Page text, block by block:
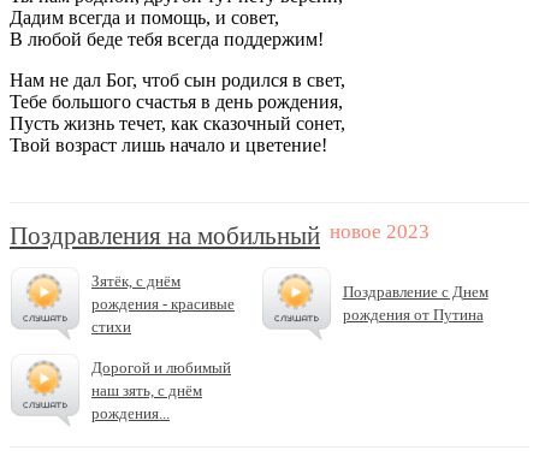
Дадим всегда и помощь, и совет,
В любой беде тебя всегда поддержим!
Нам не дал Бог, чтоб сын родился в свет,
Тебе большого счастья в день рождения,
Пусть жизнь течет, как сказочный сонет,
Твой возраст лишь начало и цветение!
Поздравления на мобильный
Зятёк, с днём
рождения - красивые
стихи
Поздравление с Днем
рождения от Путина
Дорогой и любимый
наш зять, с днём
рождения...